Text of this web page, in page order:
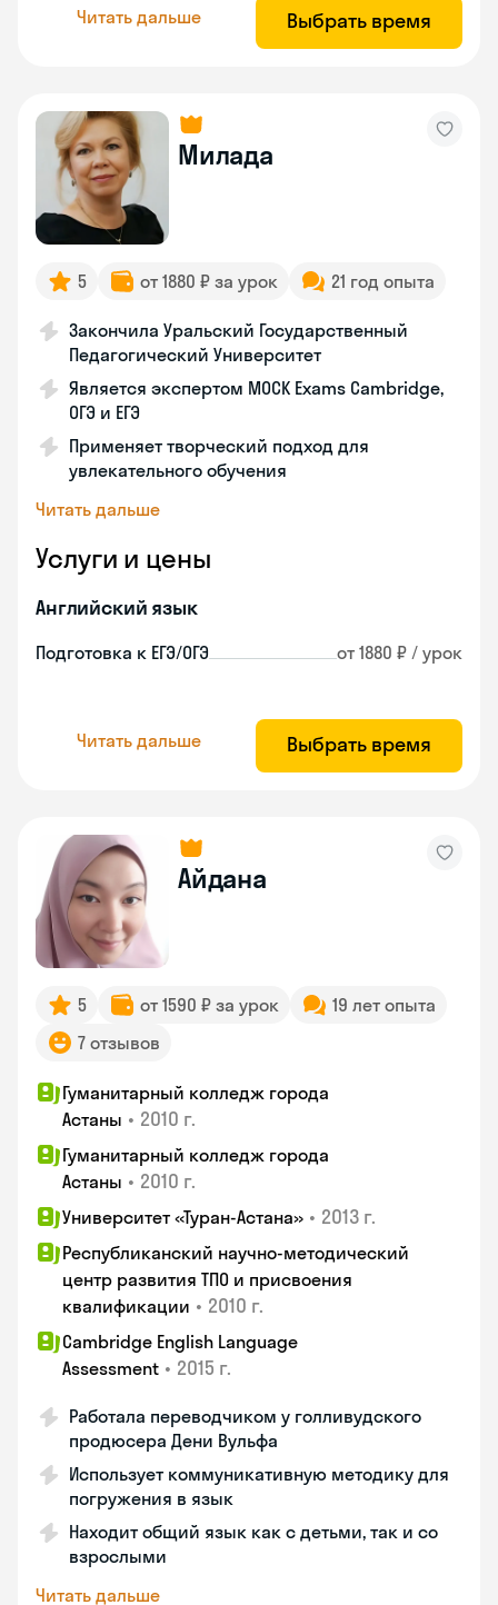
Читать дальше Выбрать время
Милада
5 от 1880 ₽ за урок 21 год опыта
Закончила Уральский Государственный
Педагогический Университет
Является экспертом MOCK Exams Cambridge,
ОГЭ и ЕГЭ
Применяет творческий подход для
увлекательного обучения
Читать дальше
Услуги и цены
Английский язык
Подготовка к ЕГЭ/ОГЭ от 1880 ₽ / урок
Читать дальше Выбрать время
Айдана
5 от 1590 ₽ за урок
19 лет опыта
7 отзывов
Гуманитарный колледж города
Астаны • 2010 г.
Гуманитарный колледж города
Астаны • 2010 г.
Университет «Туран-Астана» • 2013 г.
Республиканский научно-методический
центр развития ТПО и присвоения
квалификации • 2010 г.
Cambridge English Language
Assessment • 2015 г.
Работала переводчиком у голливудского
продюсера Дени Вульфа
Использует коммуникативную методику для
погружения в язык
Находит общий язык как с детьми, так и со
взрослыми
Читать дальше